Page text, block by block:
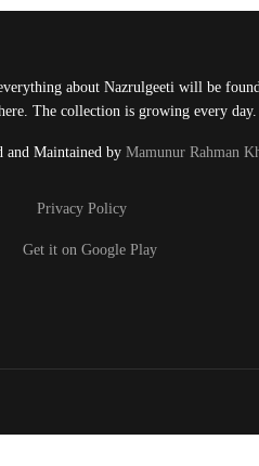
about Nazrulgeeti will be
The collection is growing every
and Maintained by Mamunur Rahman
Privacy Policy